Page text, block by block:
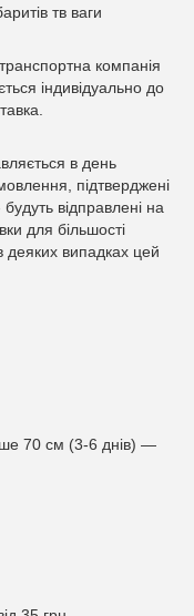
тв ваги
компанія
індивідуально до
в день
підтверджені
будуть відправлені на
для більшості
деяких випадках цей
70 см (3-6 днів) —